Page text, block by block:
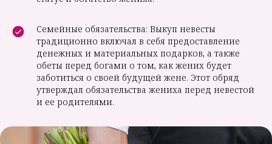
Семейные обязательства: Выкуп невесты
традиционно включал в себя предоставление
денежных и материальных подарков, а также
обеты перед богами о том, как жених будет
заботиться о своей будущей жене. Этот обряд
утверждал обязательства жениха перед невестой
и ее родителями.